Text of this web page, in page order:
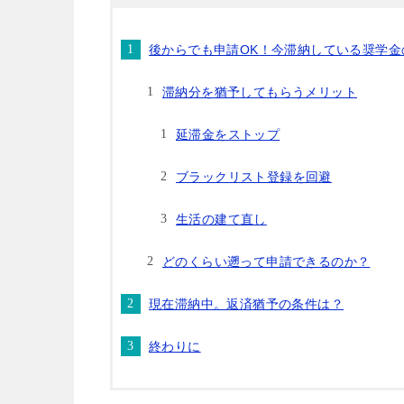
後からでも申請OK！今滞納している奨学
滞納分を猶予してもらうメリット
延滞金をストップ
ブラックリスト登録を回避
生活の建て直し
どのくらい遡って申請できるのか？
現在滞納中。返済猶予の条件は？
終わりに